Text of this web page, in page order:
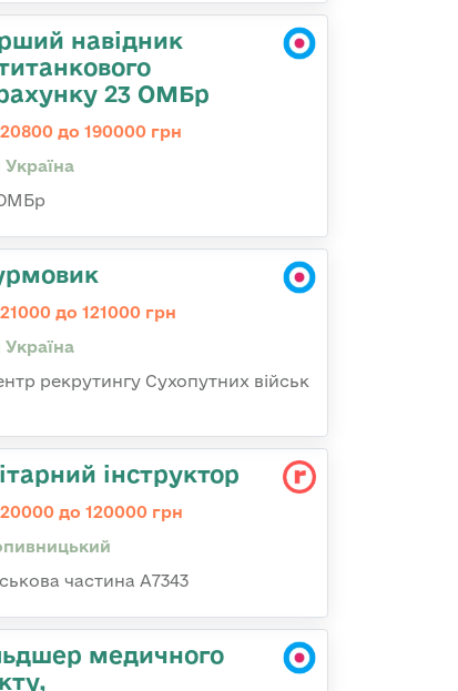
навідник
23 ОМБр
20800 до 190000 грн
Україна
21000 до 121000 грн
Україна
рекрутингу Сухопутних військ
інструктор
20000 до 120000 грн
частина А7343
медичного